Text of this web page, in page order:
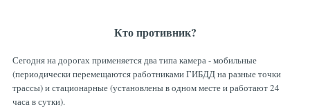
Кто противник?
Сегодня на дорогах применяется два типа камера - мобильные
(периодически перемещаются работниками ГИБДД на разные точки
трассы) и стационарные (установлены в одном месте и работают 24
часа в сутки).